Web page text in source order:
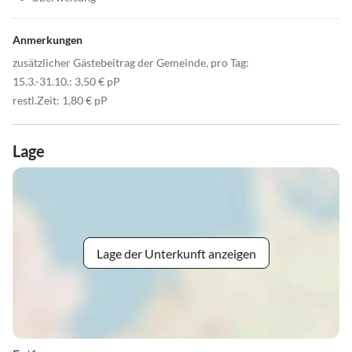
Anmerkungen
zusätzlicher Gästebeitrag der Gemeinde, pro Tag:
15.3.-31.10.: 3,50 € pP
restl.Zeit: 1,80 € pP
Lage
Lage der Unterkunft anzeigen